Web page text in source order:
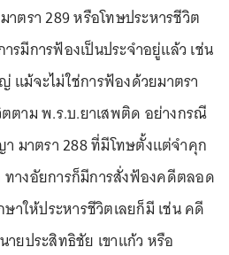
ตรา 289 หรือโทษประหารชีวิต
มีการฟ้องเป็นประจำอยู่แล้ว เช่น
แม้จะไม่ใช่การฟ้องด้วยมาตรา
ตาม พ.ร.บ.ยาเสพติด อย่างกรณี
มาตรา 288 ที่มีโทษตั้งแต่จำคุก
างอัยการก็มีการสั่งฟ้องคดีตลอด
ให้ประหารชีวิตเลยก็มี เช่น คดี
ยประสิทธิชัย เขาแก้ว หรือ